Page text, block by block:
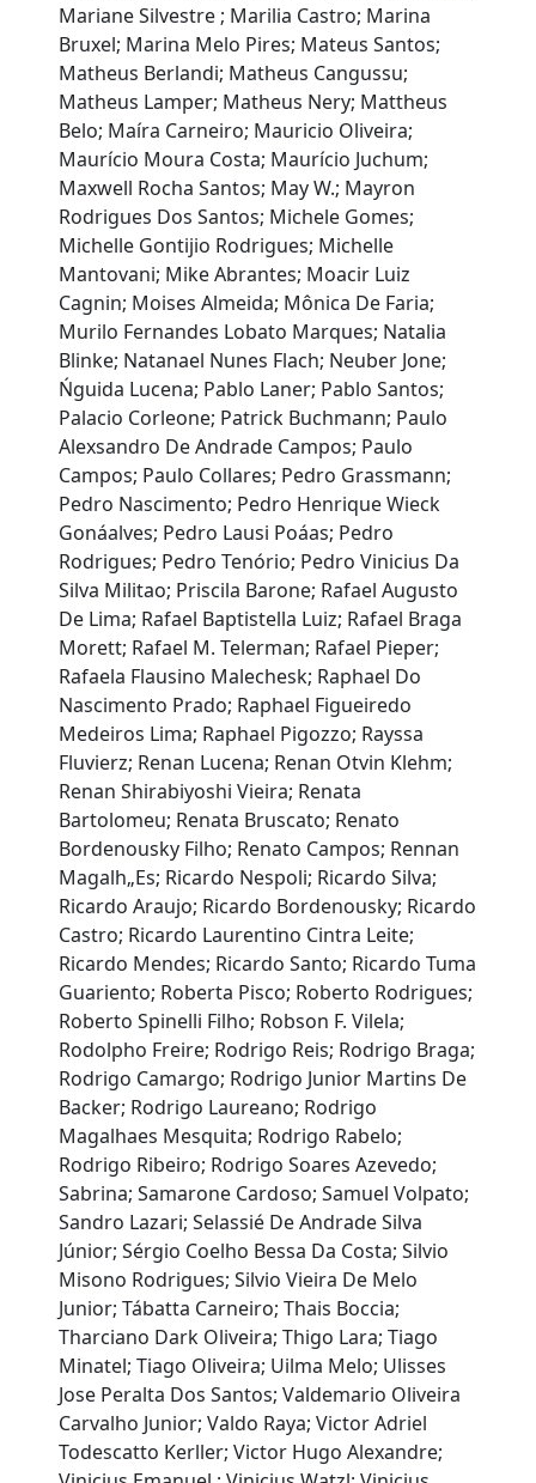
Mariane Silvestre ; Marilia Castro; Marina
Bruxel; Marina Melo Pires; Mateus Santos;
Matheus Berlandi; Matheus Cangussu;
Matheus Lamper; Matheus Nery; Mattheus
Belo; Maíra Carneiro; Mauricio Oliveira;
Maurício Moura Costa; Maurício Juchum;
Maxwell Rocha Santos; May W.; Mayron
Rodrigues Dos Santos; Michele Gomes;
Michelle Gontijio Rodrigues; Michelle
Mantovani; Mike Abrantes; Moacir Luiz
Cagnin; Moises Almeida; Mônica De Faria;
Murilo Fernandes Lobato Marques; Natalia
Blinke; Natanael Nunes Flach; Neuber Jone;
Ńguida Lucena; Pablo Laner; Pablo Santos;
Palacio Corleone; Patrick Buchmann; Paulo
Alexsandro De Andrade Campos; Paulo
Campos; Paulo Collares; Pedro Grassmann;
Pedro Nascimento; Pedro Henrique Wieck
Gonáalves; Pedro Lausi Poáas; Pedro
Rodrigues; Pedro Tenório; Pedro Vinicius Da
Silva Militao; Priscila Barone; Rafael Augusto
De Lima; Rafael Baptistella Luiz; Rafael Braga
Morett; Rafael M. Telerman; Rafael Pieper;
Rafaela Flausino Malechesk; Raphael Do
Nascimento Prado; Raphael Figueiredo
Medeiros Lima; Raphael Pigozzo; Rayssa
Fluvierz; Renan Lucena; Renan Otvin Klehm;
Renan Shirabiyoshi Vieira; Renata
Bartolomeu; Renata Bruscato; Renato
Bordenousky Filho; Renato Campos; Rennan
Magalh„Es; Ricardo Nespoli; Ricardo Silva;
Ricardo Araujo; Ricardo Bordenousky; Ricardo
Castro; Ricardo Laurentino Cintra Leite;
Ricardo Mendes; Ricardo Santo; Ricardo Tuma
Guariento; Roberta Pisco; Roberto Rodrigues;
Roberto Spinelli Filho; Robson F. Vilela;
Rodolpho Freire; Rodrigo Reis; Rodrigo Braga;
Rodrigo Camargo; Rodrigo Junior Martins De
Backer; Rodrigo Laureano; Rodrigo
Magalhaes Mesquita; Rodrigo Rabelo;
Rodrigo Ribeiro; Rodrigo Soares Azevedo;
Sabrina; Samarone Cardoso; Samuel Volpato;
Sandro Lazari; Selassié De Andrade Silva
Júnior; Sérgio Coelho Bessa Da Costa; Silvio
Misono Rodrigues; Silvio Vieira De Melo
Junior; Tábatta Carneiro; Thais Boccia;
Tharciano Dark Oliveira; Thigo Lara; Tiago
Minatel; Tiago Oliveira; Uilma Melo; Ulisses
Jose Peralta Dos Santos; Valdemario Oliveira
Carvalho Junior; Valdo Raya; Victor Adriel
Todescatto Kerller; Victor Hugo Alexandre;